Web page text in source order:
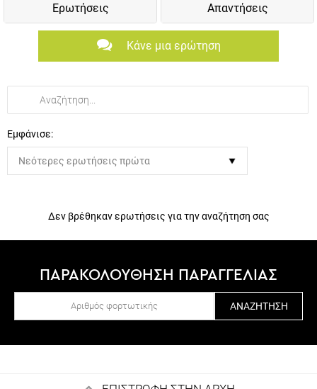
Ερωτήσεις Απαντήσεις
Κάνε μια ερώτηση
Εμφάνισε:
Δεν βρέθηκαν ερωτήσεις για την αναζήτηση σας
ΠΑΡΑΚΟΛΟΥΘΗΣΗ ΠΑΡΑΓΓΕΛΙΑΣ
ΑΝΑΖΉΤΗΣΗ